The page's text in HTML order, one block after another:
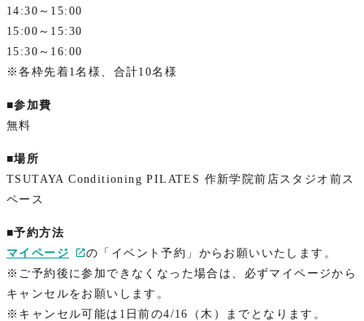
14:30～15:00
15:00～15:30
15:30～16:00
※各枠先着1名様、合計10名様
■参加費
無料
■場所
TSUTAYA Conditioning PILATES 作新学院前店スタジオ前ス
ペース
■予約方法
マイページ
の「イベント予約」からお願いいたします。
※ご予約後に参加できなくなった場合は、必ずマイページから
キャンセルをお願いします。
※キャンセル可能は1日前の4/16（木）までとなります。